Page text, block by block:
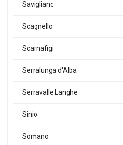
Savigliano
Scagnello
Scarnafigi
Serralunga d'Alba
Serravalle Langhe
Sinio
Somano